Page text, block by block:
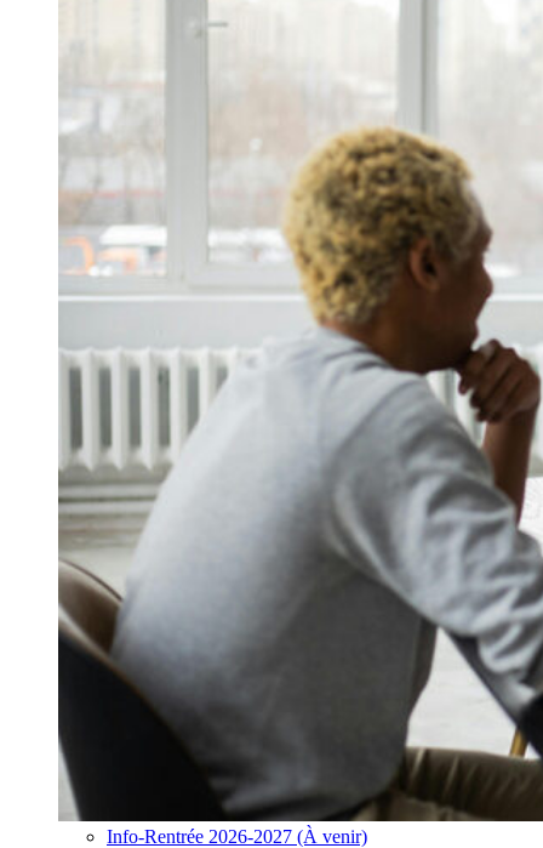
Info-Rentrée 2026-2027 (À venir)